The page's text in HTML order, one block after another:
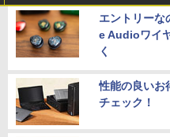
エントリー
e Audioワイ
く
性能の良いお
チェック！